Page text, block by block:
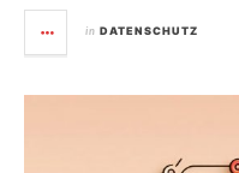
in DATENSCHUTZ